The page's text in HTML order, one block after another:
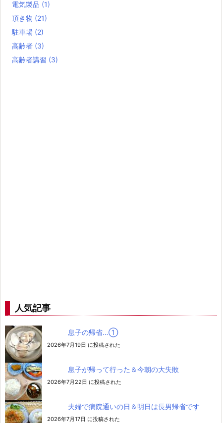
電気製品 (1)
頂き物 (21)
駐車場 (2)
高齢者 (3)
高齢者講習 (3)
人気記事
息子の帰省…➀
2026年7月19日 に投稿された
息子が帰って行った＆今朝の大失敗
2026年7月22日 に投稿された
夫婦で病院通いの日＆明日は長男帰省です
2026年7月17日 に投稿された